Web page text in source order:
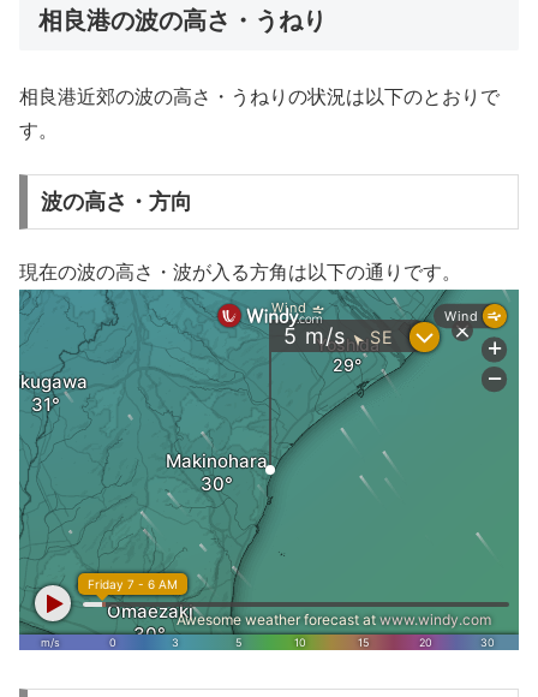
相良港の波の高さ・うねり
相良港近郊の波の高さ・うねりの状況は以下のとおりで
す。
波の高さ・方向
現在の波の高さ・波が入る方角は以下の通りです。